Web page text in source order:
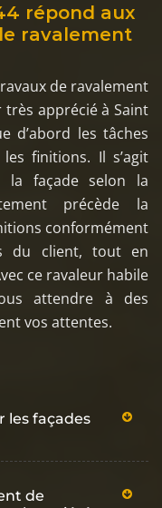
répond aux
ravalement
de ravalement
très apprécié à Saint
d’abord les tâches
finitions. Il s’agit
la façade selon la
précède la
conformément
du client, tout en
ce ravaleur habile
attendre à des
vos attentes.
les façades
de